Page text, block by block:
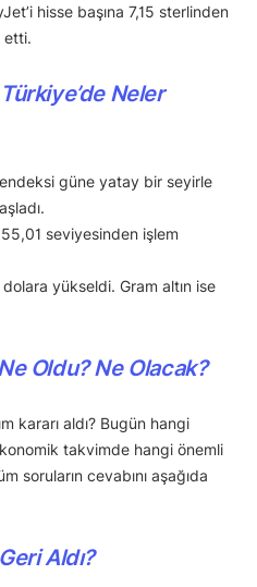
hisse başına 7,15 sterlinden
etti.
Neler
güne yatay bir seyirle
seviyesinden işlem
yükseldi. Gram altın ise
Oldu? Ne Olacak?
kararı aldı? Bugün hangi
takvimde hangi önemli
soruların cevabını aşağıda
Aldı?